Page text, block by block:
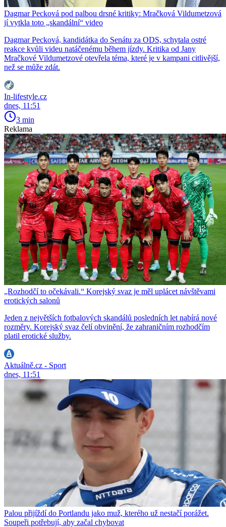
Dagmar Pecková pod palbou drsné kritiky: Mračková Vildumetzová
jí vytkla toto „skandální“ video
Dagmar Pecková, kandidátka do Senátu za ODS, schytala ostré
reakce kvůli videu natáčenému během jízdy. Kritika od Jany
Mračkové Vildumetzové otevřela téma, které je v kampani citlivější,
než se může zdát.
In-lifestyle.cz
dnes, 11:51
3 min
Reklama
„Rozhodčí to očekávali.“ Korejský svaz je měl uplácet návštěvami
erotických salonů
Jeden z největších fotbalových skandálů posledních let nabírá nové
rozměry. Korejský svaz čelí obvinění, že zahraničním rozhodčím
platil erotické služby.
Aktuálně.cz - Sport
dnes, 11:51
Palou přijíždí do Portlandu jako muž, kterého už nestačí porážet.
Soupeři potřebují, aby začal chybovat